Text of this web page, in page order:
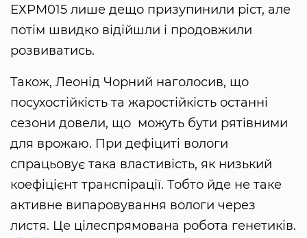
ЕХРМ015 лише дещо призупинили ріст, але
потім швидко відійшли і продовжили
розвиватись.
Також, Леонід Чорний наголосив, що
посухостійкість та жаростійкість останні
сезони довели, що можуть бути рятівними
для врожаю. При дефіциті вологи
спрацьовує така властивість, як низький
коефіцієнт транспірації. Тобто йде не таке
активне випаровування вологи через
листя. Це цілеспрямована робота генетиків.